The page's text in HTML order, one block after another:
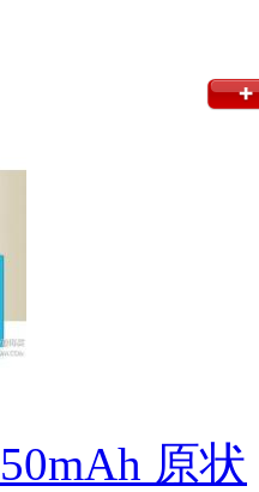
原状